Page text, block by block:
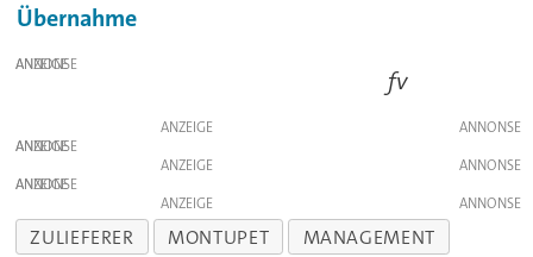
Übernahme
ANZEIGE
fv
ANZEIGE
ANZEIGE
ANZEIGE
ANZEIGE
ANZEIGE
ZULIEFERER MONTUPET
MANAGEMENT